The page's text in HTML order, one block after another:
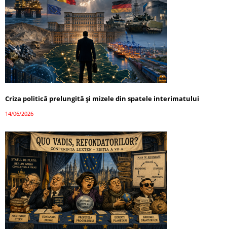
Criza politică prelungită și mizele din spatele interimatului
14/06/2026